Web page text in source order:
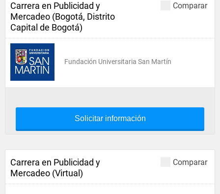
Comparar
Carrera en Publicidad y
Mercadeo (Bogotá, Distrito
Capital de Bogotá)
Fundación Universitaria San Martín
Solicitar información
Comparar
Carrera en Publicidad y
Mercadeo (Virtual)